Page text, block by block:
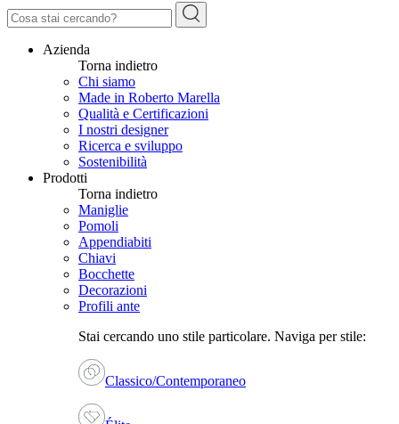
Azienda
Torna indietro
Chi siamo
Made in Roberto Marella
Qualità e Certificazioni
I nostri designer
Ricerca e sviluppo
Sostenibilità
Prodotti
Torna indietro
Maniglie
Pomoli
Appendiabiti
Chiavi
Bocchette
Decorazioni
Profili ante
Stai cercando uno stile particolare. Naviga per stile:
Classico/Contemporaneo